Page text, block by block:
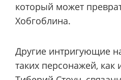
который может
Хобгоблина.
Другие интригующие
таких персонажей, как